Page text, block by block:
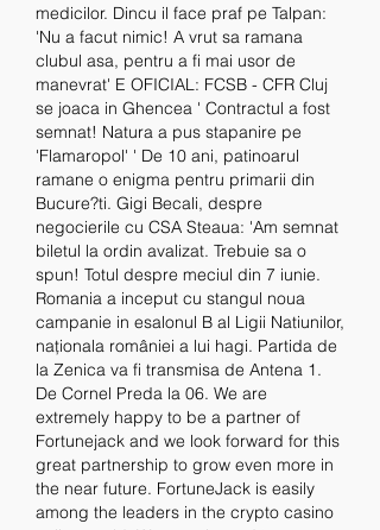
medicilor. Dincu il face praf pe Talpan:
'Nu a facut nimic! A vrut sa ramana
clubul asa, pentru a fi mai usor de
manevrat' E OFICIAL: FCSB - CFR Cluj
se joaca in Ghencea ' Contractul a fost
semnat! Natura a pus stapanire pe
'Flamaropol' ' De 10 ani, patinoarul
ramane o enigma pentru primarii din
Bucure?ti. Gigi Becali, despre
negocierile cu CSA Steaua: 'Am semnat
biletul la ordin avalizat. Trebuie sa o
spun! Totul despre meciul din 7 iunie.
Romania a inceput cu stangul noua
campanie in esalonul B al Ligii Natiunilor,
naționala româniei a lui hagi. Partida de
la Zenica va fi transmisa de Antena 1.
De Cornel Preda la 06. We are
extremely happy to be a partner of
Fortunejack and we look forward for this
great partnership to grow even more in
the near future. FortuneJack is easily
among the leaders in the crypto casino